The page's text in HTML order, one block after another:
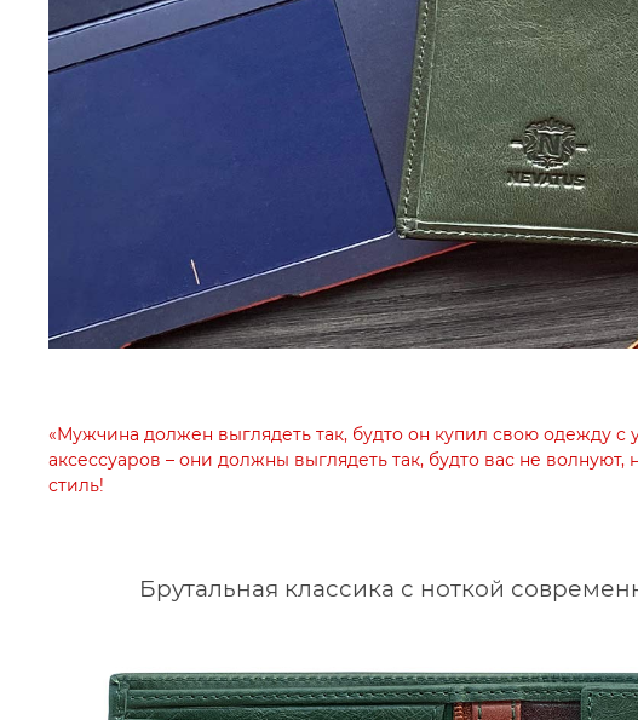
«Мужчина должен выглядеть так, будто он купил свою одежду
аксессуаров – они должны выглядеть так, будто вас не
стиль!
Брутальная классика с ноткой